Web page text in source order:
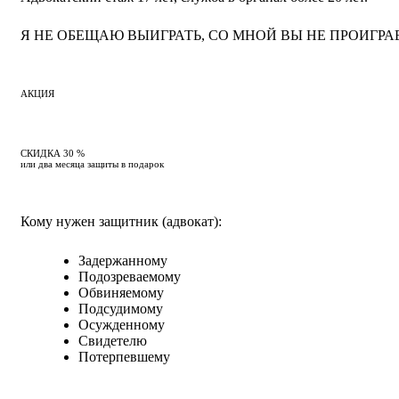
Я НЕ ОБЕЩАЮ ВЫИГРАТЬ, СО МНОЙ ВЫ НЕ
АКЦИЯ
СКИДКА 30 %
или два месяца защиты в подарок
Кому нужен защитник (адвокат):
Задержанному
Подозреваемому
Обвиняемому
Подсудимому
Осужденному
Свидетелю
Потерпевшему